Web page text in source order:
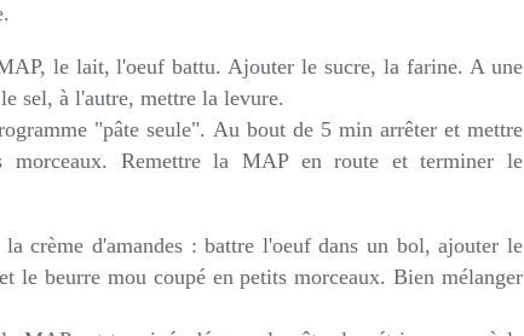
le lait, l'oeuf battu. Ajouter le sucre, la farine. A une
sel, à l'autre, mettre la levure.
"pâte seule". Au bout de 5 min arrêter et mettre
morceaux. Remettre la MAP en route et terminer le
la crème d'amandes : battre l'oeuf dans un bol, ajouter le
le beurre mou coupé en petits morceaux. Bien mélanger